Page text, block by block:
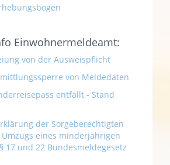
Einwohnermeldeamt:
von der Ausweispflicht
von Meldedaten
entfällt - Stand
der Sorgeberechtigten
eines minderjährigen
17 und 22 Bundesmeldegesetz